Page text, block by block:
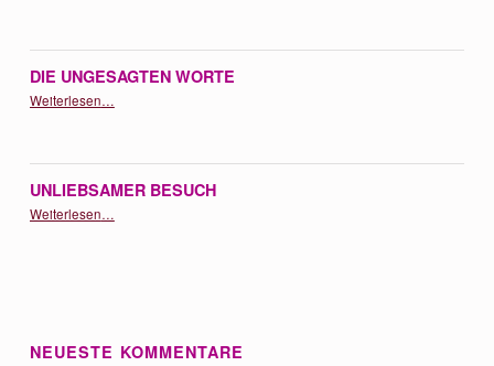
DIE UNGESAGTEN WORTE
Weiterlesen…
UNLIEBSAMER BESUCH
Weiterlesen…
NEUESTE KOMMENTARE